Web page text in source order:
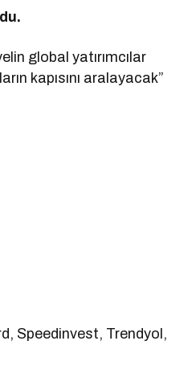
global yatırımcılar
kapısını aralayacak”
Speedinvest, Trendyol,